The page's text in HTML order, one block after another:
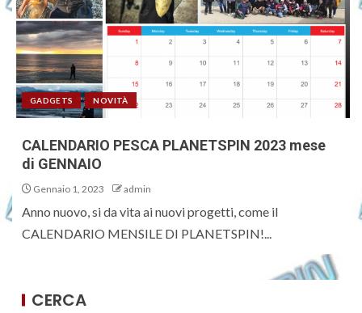
GADGETS NOVITÀ
CALENDARIO PESCA PLANETSPIN 2023 mese
di GENNAIO
Gennaio 1, 2023 admin
Anno nuovo, si da vita ai nuovi progetti, come il
CALENDARIO MENSILE DI PLANETSPIN!...
CERCA